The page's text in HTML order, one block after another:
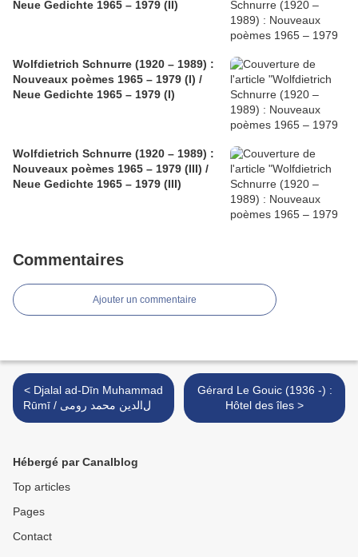
Neue Gedichte 1965 – 1979 (II)
Wolfdietrich Schnurre (1920 – 1989) :
Nouveaux poèmes 1965 – 1979 (I) /
Neue Gedichte 1965 – 1979 (I)
Wolfdietrich Schnurre (1920 – 1989) :
Nouveaux poèmes 1965 – 1979 (III) /
Neue Gedichte 1965 – 1979 (III)
Commentaires
Ajouter un commentaire
< Djalal ad-Dīn Muhammad
Rūmī جلال‌الدین محمد رومی /
(1273 -1207): « Au matin,
Gérard Le Gouic (1936 -) :
Hôtel des îles >
Hébergé par Canalblog
Top articles
Pages
Contact